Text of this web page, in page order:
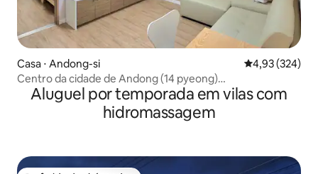
Casa ⋅ Andong-si 4,93 de uma
4,93 (324)
Centro da cidade de Andong (14 pyeong)
Wolyeonggyo/Vila Haehoe/Check-in autônomo/Sala de
estar/Quarto/Cozinha/Banheiro/Estacionamento/Netflix
Aluguel por temporada em vilas com
hidromassagem